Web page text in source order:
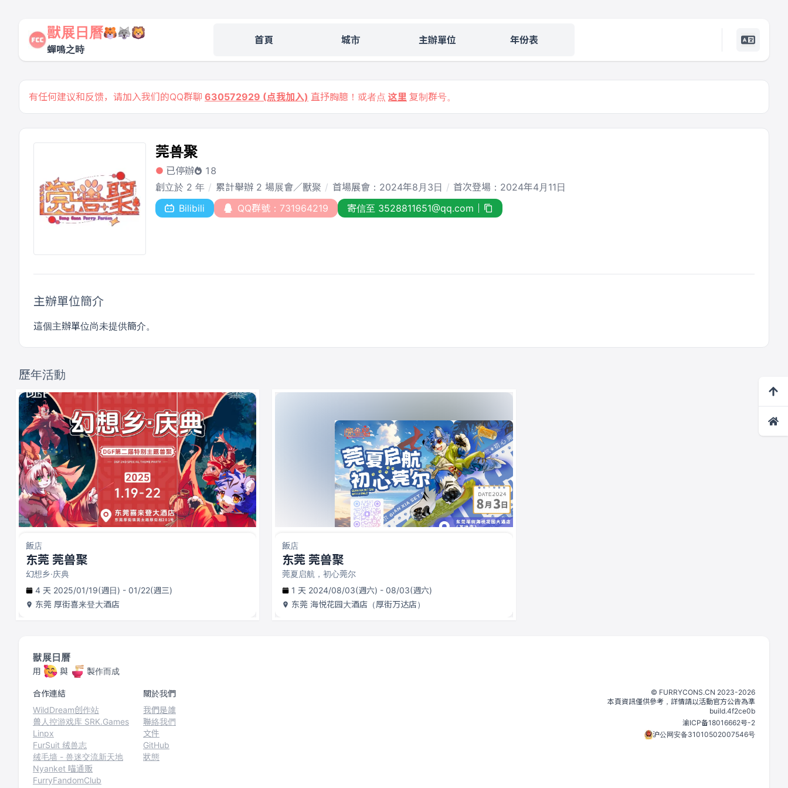
獸展日曆
蟬鳴之時
首頁 城市 主辦單位 年份表
有任何建议和反馈，请加入我们的QQ群聊 630572929 (点我加入) 直抒胸臆！或者点 这里 复制群号。
莞兽聚
已停辦
18
創立於 2 年
累計舉辦 2 場展會／獸聚 首場展會：2024年8月3日
首次登場：2024年4月11日
Bilibili
QQ群號：731964219 寄信至 3528811651@qq.com
主辦單位簡介
這個主辦單位尚未提供簡介。
歷年活動
飯店
东莞 莞兽聚
幻想乡·庆典
4 天 2025/01/19(週日) - 01/22(週三)
东莞 厚街喜来登大酒店
飯店
东莞 莞兽聚
莞夏启航，初心莞尔
1 天 2024/08/03(週六) - 08/03(週六)
东莞 海悦花园大酒店（厚街万达店）
獸展日曆
用 與 製作而成
合作連結
WildDream创作站
兽人控游戏库 SRK.Games
Linpx
FurSuit 绒兽志
绒毛墙 - 兽迷交流新天地
Nyanket 喵通贩
FurryFandomClub
關於我們
我們是誰
聯絡我們
文件
GitHub
狀態
©️ FURRYCONS.CN 2023-2026
本頁資訊僅供參考，詳情請以活動官方公告為準
build.4f2ce0b
渝ICP备18016662号-2
沪公网安备31010502007546号